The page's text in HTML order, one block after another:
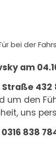
bei der
am
432
den
uns
0316 838